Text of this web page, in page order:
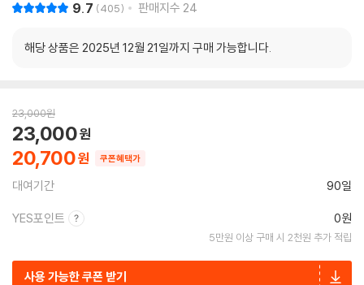
9.7 405 판매지수 24
해당 상품은 2025년 12월 21일까지 구매 가능합니다.
23,000원
20,700
23,000
쿠폰혜택가
대여기간 90일
YES포인트 0원
5만원 이상 구매 시 2천원 추가 적립
사용 가능한 쿠폰 받기